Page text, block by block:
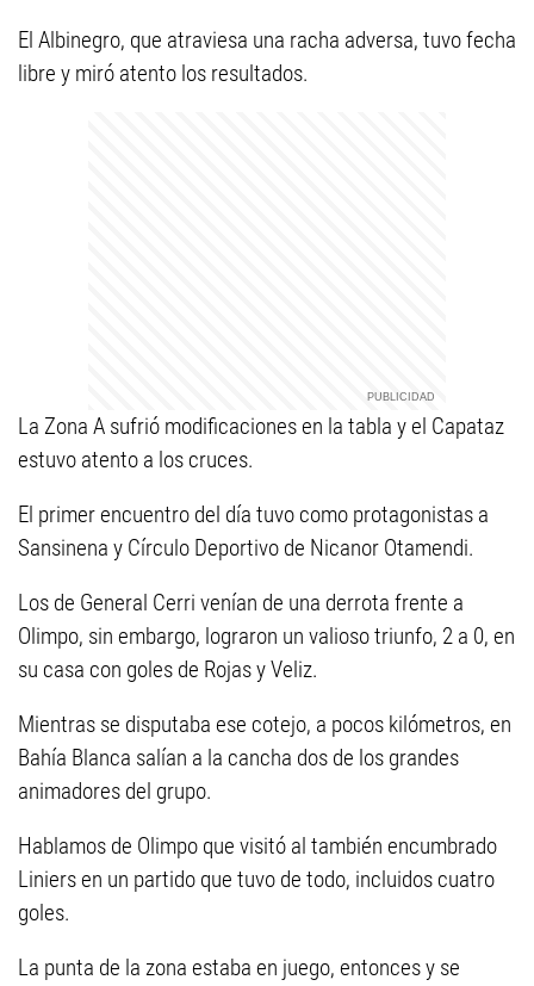
El Albinegro, que atraviesa una racha adversa, tuvo fecha
libre y miró atento los resultados.
La Zona A sufrió modificaciones en la tabla y el Capataz
estuvo atento a los cruces.
El primer encuentro del día tuvo como protagonistas a
Sansinena y Círculo Deportivo de Nicanor Otamendi.
Los de General Cerri venían de una derrota frente a
Olimpo, sin embargo, lograron un valioso triunfo, 2 a 0, en
su casa con goles de Rojas y Veliz.
Mientras se disputaba ese cotejo, a pocos kilómetros, en
Bahía Blanca salían a la cancha dos de los grandes
animadores del grupo.
Hablamos de Olimpo que visitó al también encumbrado
Liniers en un partido que tuvo de todo, incluidos cuatro
goles.
La punta de la zona estaba en juego, entonces y se